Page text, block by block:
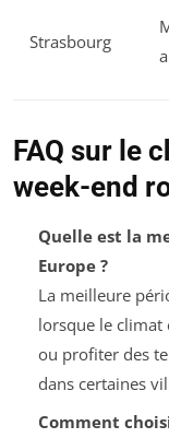
Strasbourg
FAQ sur le
week-end
Quelle est la
Europe ?
La meilleure
lorsque le climat
ou profiter des
dans certaines
Comment